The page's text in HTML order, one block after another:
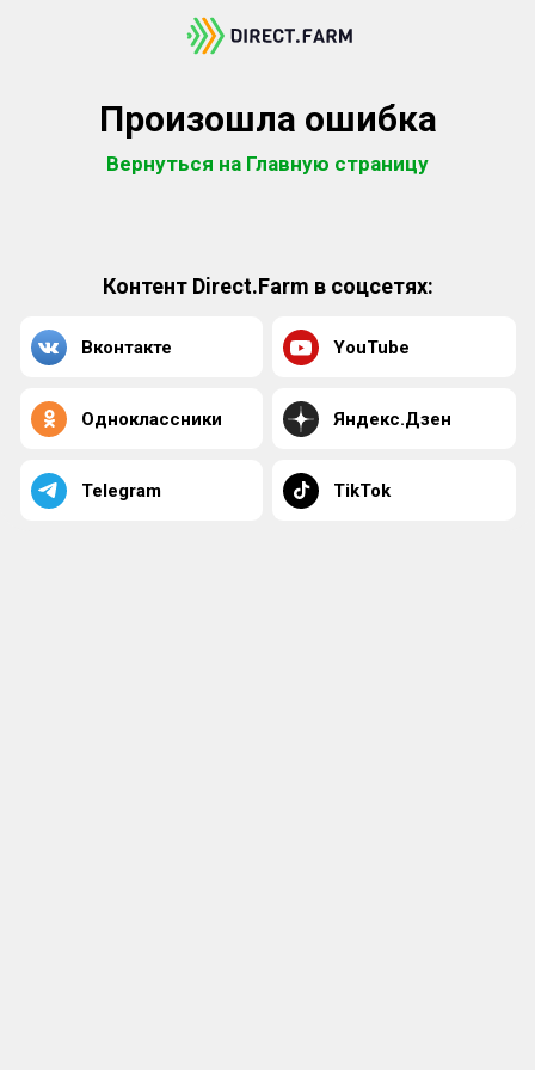
Произошла ошибка
Вернуться на Главную страницу
Контент Direct.Farm в соцсетях:
Вконтакте YouTube
Одноклассники Яндекс.Дзен
Telegram TikTok